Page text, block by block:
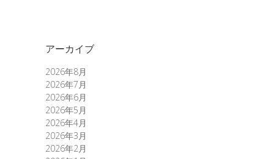
アーカイブ
2026年8月
2026年7月
2026年6月
2026年5月
2026年4月
2026年3月
2026年2月